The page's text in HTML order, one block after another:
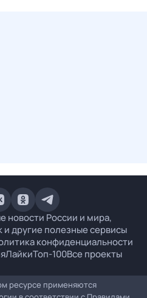
новости России и мира,
и другие полезные сервисы
конфиденциальности
ЛайкиТоп-100Все проекты
ресурсе применяются